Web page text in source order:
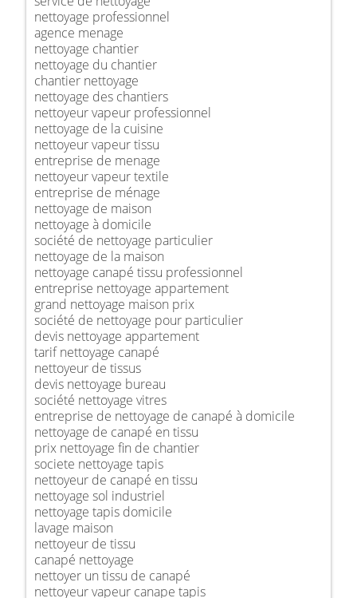
nettoyage professionnel
agence menage
nettoyage chantier
nettoyage du chantier
chantier nettoyage
nettoyage des chantiers
nettoyeur vapeur professionnel
nettoyage de la cuisine
nettoyeur vapeur tissu
entreprise de menage
nettoyeur vapeur textile
entreprise de ménage
nettoyage de maison
nettoyage à domicile
société de nettoyage particulier
nettoyage de la maison
nettoyage canapé tissu professionnel
entreprise nettoyage appartement
grand nettoyage maison prix
société de nettoyage pour particulier
devis nettoyage appartement
tarif nettoyage canapé
nettoyeur de tissus
devis nettoyage bureau
société nettoyage vitres
entreprise de nettoyage de canapé à domicile
nettoyage de canapé en tissu
prix nettoyage fin de chantier
societe nettoyage tapis
nettoyeur de canapé en tissu
nettoyage sol industriel
nettoyage tapis domicile
lavage maison
nettoyeur de tissu
canapé nettoyage
nettoyer un tissu de canapé
nettoyeur vapeur canape tapis